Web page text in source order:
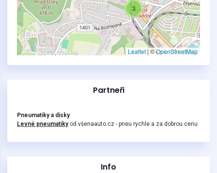
3
Leaflet | ©OpenStreetMap
Partneři
Pneumatiky a disky
Levné pneumatikyod všenaauto.cz - pneu rychle a za dobrou cenu
Info